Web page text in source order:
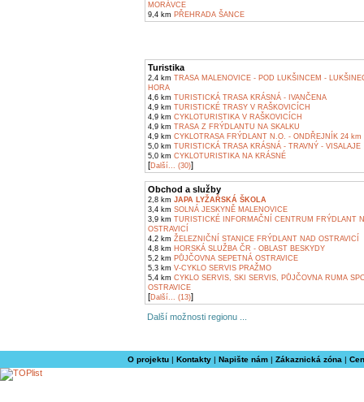
MORÁVCE
9,4 km PŘEHRADA ŠANCE
Turistika
2,4 km TRASA MALENOVICE - POD LUKŠINCEM -
HORA
4,6 km TURISTICKÁ TRASA KRÁSNÁ - IVANČENA
4,9 km TURISTICKÉ TRASY V RAŠKOVICÍCH
4,9 km CYKLOTURISTIKA V RAŠKOVICÍCH
4,9 km TRASA Z FRÝDLANTU NA SKALKU
4,9 km CYKLOTRASA FRÝDLANT N.O. - ONDŘEJNÍK 24 km
5,0 km TURISTICKÁ TRASA KRÁSNÁ - TRAVNÝ - VISALAJE
5,0 km CYKLOTURISTIKA NA KRÁSNÉ
[Další... (30)]
Obchod a služby
2,8 km JAPA LYŽAŘSKÁ ŠKOLA
3,4 km SOLNÁ JESKYNĚ MALENOVICE
3,9 km TURISTICKÉ INFORMAČNÍ CENTRUM FRÝDLANT
OSTRAVICÍ
4,2 km ŽELEZNIČNÍ STANICE FRÝDLANT NAD OSTRAVICÍ
4,8 km HORSKÁ SLUŽBA ČR - OBLAST BESKYDY
5,2 km PŮJČOVNA SEPETNÁ OSTRAVICE
5,3 km V-CYKLO SERVIS PRAŽMO
5,4 km CYKLO SERVIS, SKI SERVIS, PŮJČOVNA RUMA
OSTRAVICE
[Další... (13)]
Další možnosti regionu ...
O projektu| Kontakty| Napište nám| Zákaznická zóna |